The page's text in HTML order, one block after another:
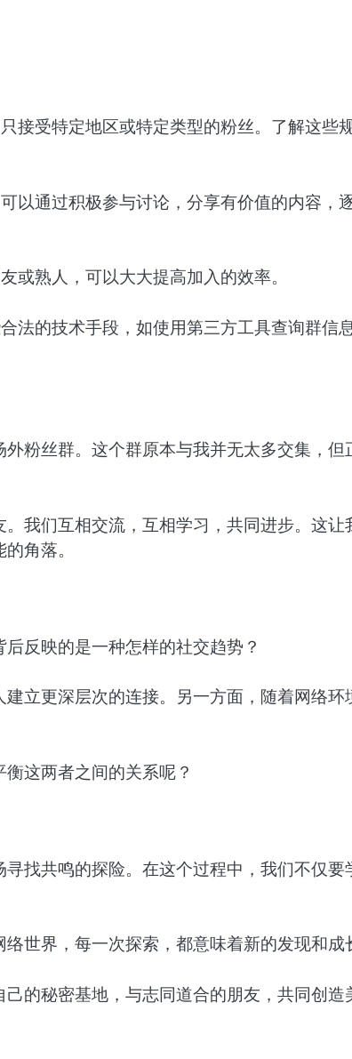
接受特定地区或特定类型的粉丝。了解这些
以通过积极参与讨论，分享有价值的内容，
或熟人，可以大大提高加入的效率。
法的技术手段，如使用第三方工具查询群信
粉丝群。这个群原本与我并无太多交集，但
我们互相交流，互相学习，共同进步。这让
角落。
反映的是一种怎样的社交趋势？
立更深层次的连接。另一方面，随着网络环
这两者之间的关系呢？
找共鸣的探险。在这个过程中，我们不仅要
世界，每一次探索，都意味着新的发现和成
的秘密基地，与志同道合的朋友，共同创造